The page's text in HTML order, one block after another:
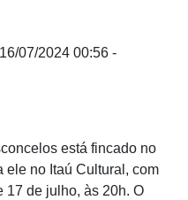
07/2024 00:56 -
está fincado no
ele no Itaú Cultural, com
17 de julho, às 20h. O